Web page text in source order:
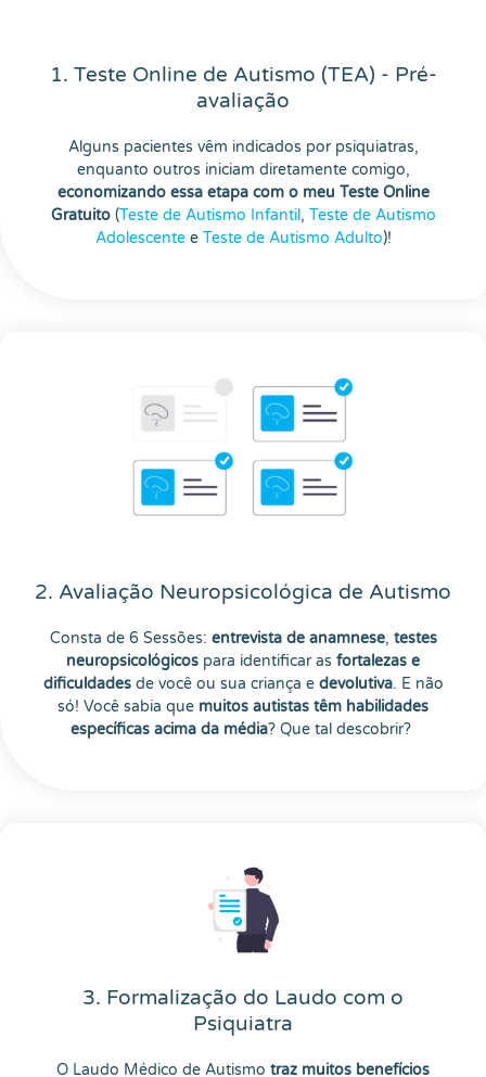
1. Teste Online de Autismo (TEA) - Pré-
avaliação
Alguns pacientes vêm indicados por psiquiatras,
enquanto outros iniciam diretamente comigo,
economizando essa etapa com o meu Teste Online
Gratuito(Teste de Autismo Infantil, Teste de Autismo
Adolescentee Teste de Autismo Adulto)!
2. Avaliação Neuropsicológica de Autismo
Consta de 6 Sessões: entrevista de anamnese, testes
neuropsicológicos para identificar as fortalezas e
dificuldadesde você ou sua criança e devolutiva. E não
só! Você sabia que muitos autistas têm habilidades
específicas acima da média? Que tal descobrir?
3. Formalização do Laudo com o
Psiquiatra
O Laudo Médico de Autismo traz muitos benefícios